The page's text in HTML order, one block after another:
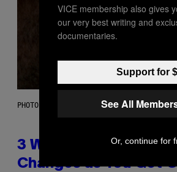
PHOTO ILLUSTRATION BY IAN WALDIE/
3 Ways Your Music
Changes as You Get
VICE membership also gives
our very best writing and
documentaries.
Support for
See All
Or, continue for